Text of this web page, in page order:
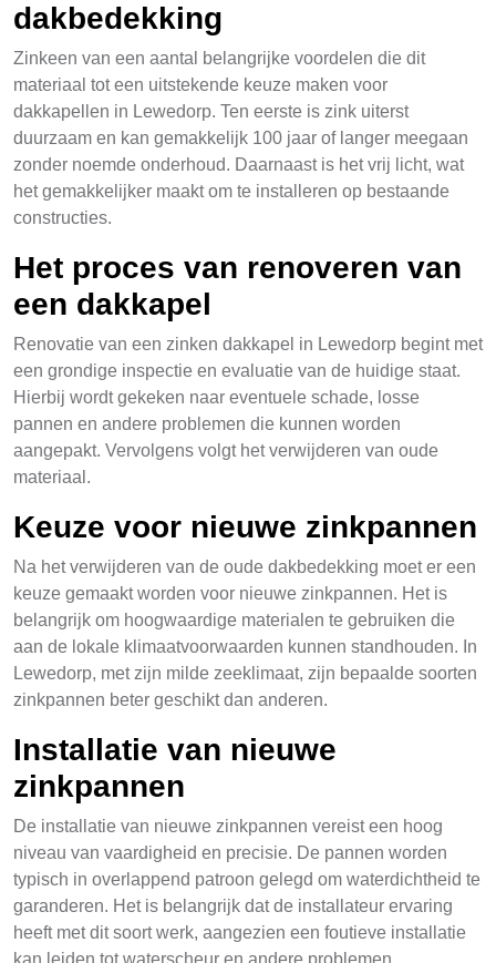
dakbedekking
Zinkeen van een aantal belangrijke voordelen die dit
materiaal tot een uitstekende keuze maken voor
dakkapellen in Lewedorp. Ten eerste is zink uiterst
duurzaam en kan gemakkelijk 100 jaar of langer meegaan
zonder noemde onderhoud. Daarnaast is het vrij licht, wat
het gemakkelijker maakt om te installeren op bestaande
constructies.
Het proces van renoveren van
een dakkapel
Renovatie van een zinken dakkapel in Lewedorp begint met
een grondige inspectie en evaluatie van de huidige staat.
Hierbij wordt gekeken naar eventuele schade, losse
pannen en andere problemen die kunnen worden
aangepakt. Vervolgens volgt het verwijderen van oude
materiaal.
Keuze voor nieuwe zinkpannen
Na het verwijderen van de oude dakbedekking moet er een
keuze gemaakt worden voor nieuwe zinkpannen. Het is
belangrijk om hoogwaardige materialen te gebruiken die
aan de lokale klimaatvoorwaarden kunnen standhouden. In
Lewedorp, met zijn milde zeeklimaat, zijn bepaalde soorten
zinkpannen beter geschikt dan anderen.
Installatie van nieuwe
zinkpannen
De installatie van nieuwe zinkpannen vereist een hoog
niveau van vaardigheid en precisie. De pannen worden
typisch in overlappend patroon gelegd om waterdichtheid te
garanderen. Het is belangrijk dat de installateur ervaring
heeft met dit soort werk, aangezien een foutieve installatie
kan leiden tot waterscheur en andere problemen.